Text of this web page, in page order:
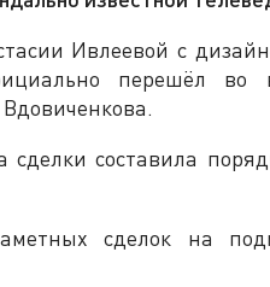
Ивлеевой с
перешёл во
составила
сделок на